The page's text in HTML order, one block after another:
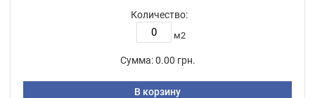
Количество:
м2
Сумма: 0.00 грн.
В корзину